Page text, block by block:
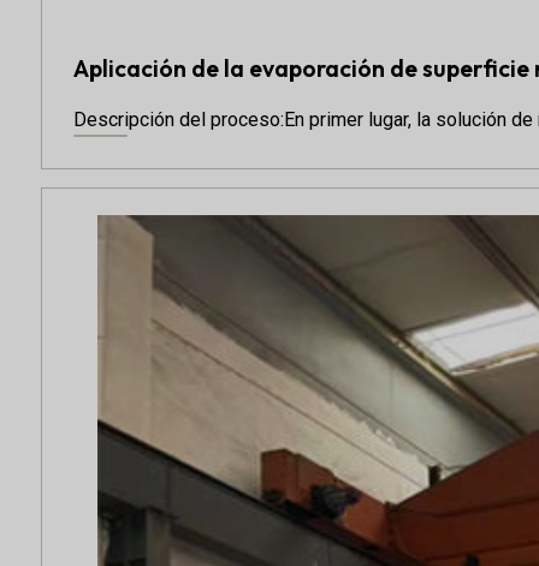
Aplicación de la evaporación de
Descripción del proceso:En primer lugar, la solución